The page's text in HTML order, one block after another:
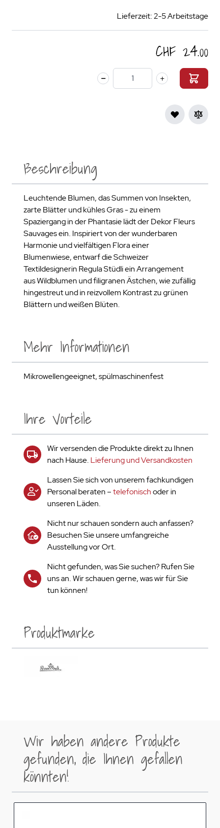
Lieferzeit: 2-5 Arbeitstage
CHF 24.00
Menge
Beschreibung
Leuchtende Blumen, das Summen von Insekten,
zarte Blätter und kühles Gras - zu einem
Spaziergang in der Phantasie lädt der Dekor Fleurs
Sauvages ein. Inspiriert von der wunderbaren
Harmonie und vielfältigen Flora einer
Blumenwiese, entwarf die Schweizer
Textildesignerin Regula Stüdli ein Arrangement
aus Wildblumen und filigranen Ästchen, wie zufällig
hingestreut und in reizvollem Kontrast zu grünen
Blättern und weißen Blüten.
Ihre Vorteile
Wir versenden die Produkte direkt zu Ihnen
nach Hause. Lieferung und Versandkosten
Lassen Sie sich von unserem fachkundigen
Personal beraten –telefonischoder in
unseren Läden.
Nicht nur schauen sondern auch anfassen?
Besuchen Sie unsere umfangreiche
Ausstellung vor Ort.
Nicht gefunden, was Sie suchen? Rufen Sie
uns an. Wir schauen gerne, was wir für Sie
tun können!
Mehr Informationen
Mikrowellengeeignet, spülmaschinenfest
Produktmarke
Wir haben andere Produkte
gefunden, die Ihnen gefallen
könnten!